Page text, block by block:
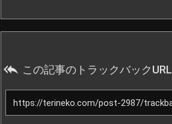
 この記事のトラックバックURL